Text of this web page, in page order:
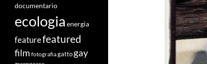
documentario
ecologia energia
featurefeatured
film fotografiagatto gay